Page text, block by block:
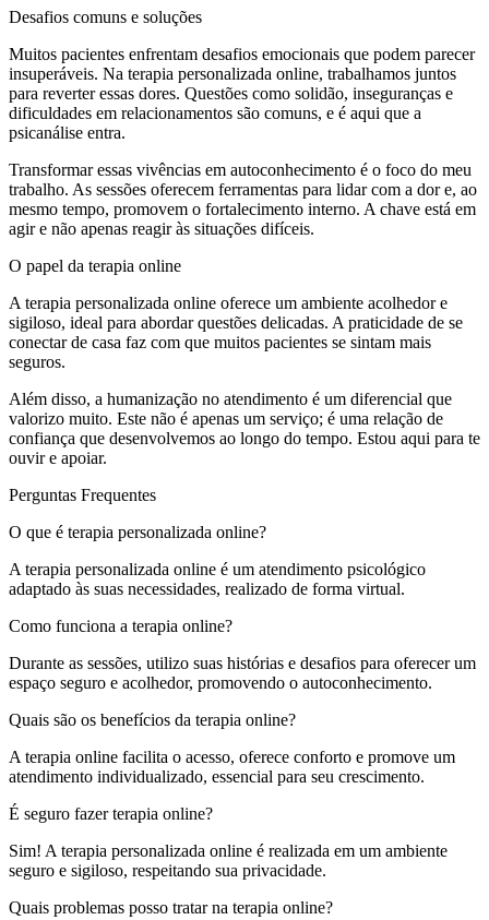
Desafios comuns e soluções
Muitos pacientes enfrentam desafios emocionais que podem parecer
insuperáveis. Na terapia personalizada online, trabalhamos juntos
para reverter essas dores. Questões como solidão, inseguranças e
dificuldades em relacionamentos são comuns, e é aqui que a
psicanálise entra.
Transformar essas vivências em autoconhecimento é o foco do meu
trabalho. As sessões oferecem ferramentas para lidar com a dor e, ao
mesmo tempo, promovem o fortalecimento interno. A chave está em
agir e não apenas reagir às situações difíceis.
O papel da terapia online
A terapia personalizada online oferece um ambiente acolhedor e
sigiloso, ideal para abordar questões delicadas. A praticidade de se
conectar de casa faz com que muitos pacientes se sintam mais
seguros.
Além disso, a humanização no atendimento é um diferencial que
valorizo muito. Este não é apenas um serviço; é uma relação de
confiança que desenvolvemos ao longo do tempo. Estou aqui para te
ouvir e apoiar.
Perguntas Frequentes
O que é terapia personalizada online?
A terapia personalizada online é um atendimento psicológico
adaptado às suas necessidades, realizado de forma virtual.
Como funciona a terapia online?
Durante as sessões, utilizo suas histórias e desafios para oferecer um
espaço seguro e acolhedor, promovendo o autoconhecimento.
Quais são os benefícios da terapia online?
A terapia online facilita o acesso, oferece conforto e promove um
atendimento individualizado, essencial para seu crescimento.
É seguro fazer terapia online?
Sim! A terapia personalizada online é realizada em um ambiente
seguro e sigiloso, respeitando sua privacidade.
Quais problemas posso tratar na terapia online?